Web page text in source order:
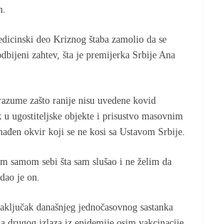
deo Kriznog štaba zamolio da se
zahtev, šta je premijerka Srbije Ana
zašto ranije nisu uvedene kovid
u ugostiteljske objekte i prisustvo masovnim
okvir koji se ne kosi sa Ustavom Srbije.
samom sebi šta sam slušao i ne želim da
je on.
današnjeg jednočasovnog sastanka